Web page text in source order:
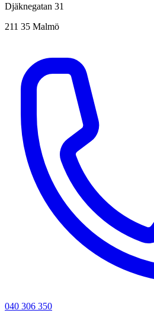
Djäknegatan 31
211 35 Malmö
040 306 350